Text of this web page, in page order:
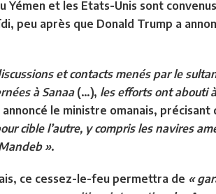
Yémen et les Etats-Unis sont
peu après que Donald Trump a
et contacts menés par le
à Sanaa(…), les efforts ont abouti
annoncé le ministre omanais, précisant
cible l’autre, y compris les navires
».
ce cessez-le-feu permettra de «